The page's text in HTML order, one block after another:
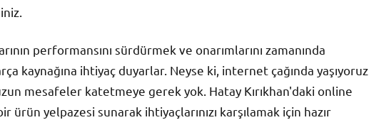
performansını sürdürmek ve onarımlarını zamanında
kaynağına ihtiyaç duyarlar. Neyse ki, internet çağında yaşıyoruz
mesafeler katetmeye gerek yok. Hatay Kırıkhan'daki online
ürün yelpazesi sunarak ihtiyaçlarınızı karşılamak için hazır